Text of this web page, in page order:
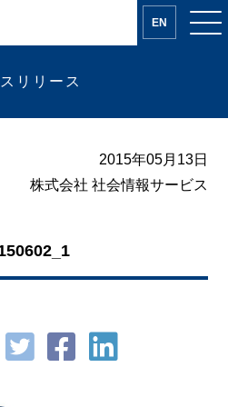
EN
リリース
2015年05月13日
株式会社 社会情報サービス